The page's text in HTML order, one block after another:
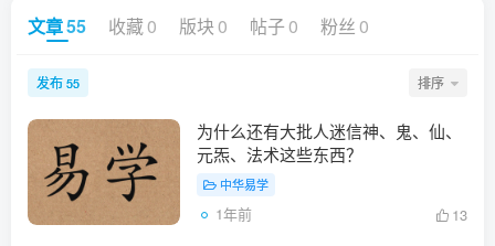
文章55 收藏0 版块 0 帖子0 粉丝 0
发布 55 排序
为什么还有大批人迷信神、鬼、仙、
元炁、法术这些东西？
中华易学
1年前 13